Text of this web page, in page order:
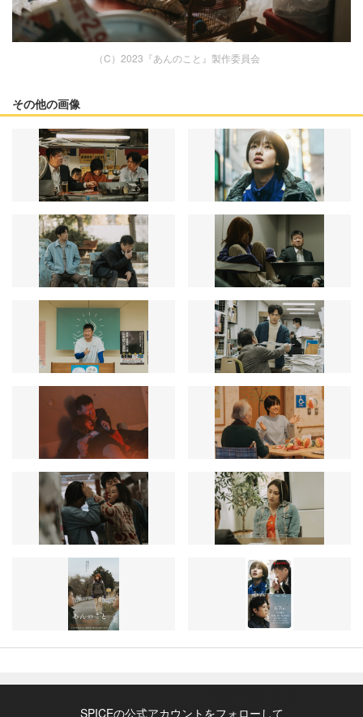
（C）2023『あんのこと』製作委員会
その他の画像
SPICEの公式アカウントをフォローして